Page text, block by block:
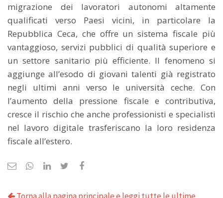
migrazione dei lavoratori autonomi altamente
qualificati verso Paesi vicini, in particolare la
Repubblica Ceca, che offre un sistema fiscale più
vantaggioso, servizi pubblici di qualità superiore e
un settore sanitario più efficiente. Il fenomeno si
aggiunge all’esodo di giovani talenti già registrato
negli ultimi anni verso le università ceche. Con
l’aumento della pressione fiscale e contributiva,
cresce il rischio che anche professionisti e specialisti
nel lavoro digitale trasferiscano la loro residenza
fiscale all’estero.